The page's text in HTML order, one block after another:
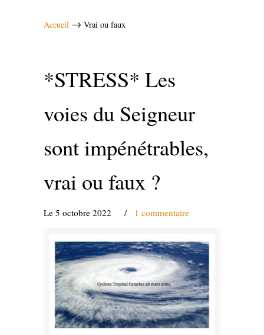
Accueil → Vrai ou faux
*STRESS* Les
voies du Seigneur
sont impénétrables,
vrai ou faux ?
Le 5 octobre 2022 / 1 commentaire